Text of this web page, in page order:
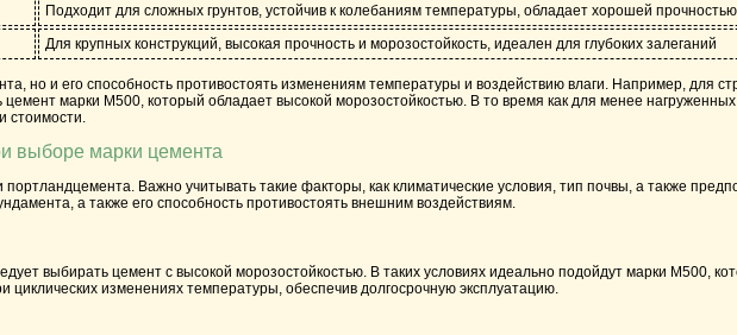
Подходит для сложных грунтов, устойчив к колебаниям температуры, обладает хорошей прочностью
Для крупных конструкций, высокая прочность и морозостойкость, идеален для глубоких залеганий
но и его способность противостоять изменениям температуры и воздействию влаги. Например, для
цемент марки М500 , который обладает высокой морозостойкостью. В то время как для менее
стоимости.
выборе марки цемента
Важно учитывать такие факторы, как климатические условия, тип почвы, а также
а также его способность противостоять внешним воздействиям.
выбирать цемент с высокой морозостойкостью. В таких условиях идеально подойдут марки М500,
изменениях температуры, обеспечив долгосрочную эксплуатацию.